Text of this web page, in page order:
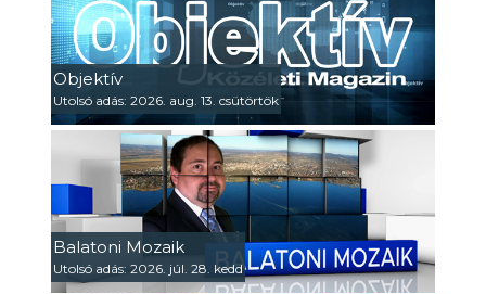
Objektív
Utolsó adás: 2026. aug. 13. csütörtök
Balatoni Mozaik
Utolsó adás: 2026. júl. 28. kedd